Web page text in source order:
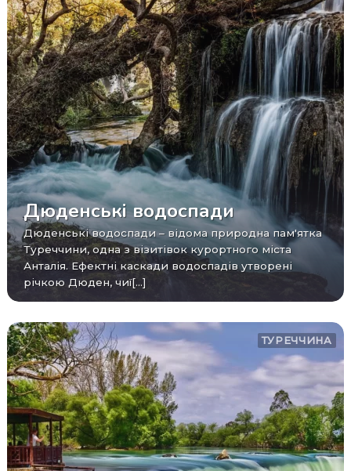
Дюденські водоспади
Дюденські водоспади – відома природна пам'ятка
Туреччини, одна з візитівок курортного міста
Анталія. Ефектні каскади водоспадів утворені
річкою Дюден, чиї[...]
ТУРЕЧЧИНА